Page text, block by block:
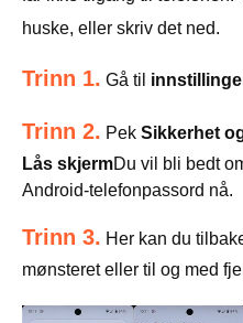
huske, eller skriv det ned.
Trinn 1. Gå til
Trinn 2. Pek Sikkerhet
Lås skjermDu vil bli bedt
Android-telefonpassord nå.
Trinn 3. Her kan du
mønsteret eller til og med